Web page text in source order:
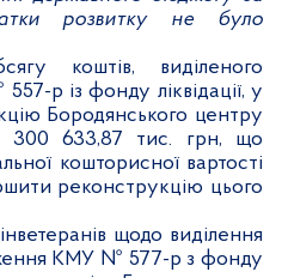
розвитку не було
коштів, виділеного
р із фонду ліквідації, у
Бородянського центру
300 633,87 тис. грн, що
кошторисної вартості
реконструкцію цього
щодо виділення
КМУ № 577-р з фонду